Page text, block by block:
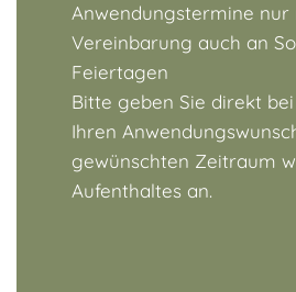
Anwendungstermine nur
Vereinbarung auch an
Feiertagen
Bitte geben Sie direkt
Ihren
gewünschten Zeitraum
Aufenthaltes an.